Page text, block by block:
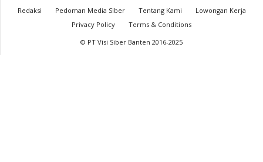
Redaksi Pedoman Media Siber Tentang Kami
Lowongan Kerja
Privacy Policy
Terms & Conditions
© PT Visi Siber Banten 2016-2025